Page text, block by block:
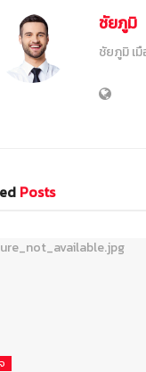
ชัยภูมิ
ชัยภูมิ เ
Posts